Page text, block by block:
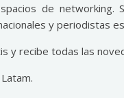
de networking.
y periodistas
y recibe todas las